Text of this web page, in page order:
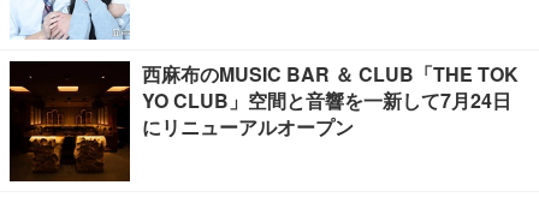
西麻布のMUSIC BAR ＆ CLUB「THE TOK
YO CLUB」空間と音響を一新して7月24日
にリニューアルオープン